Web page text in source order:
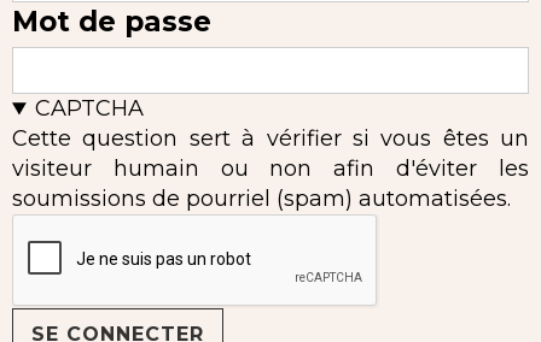
Mot de passe
CAPTCHA
Cette question sert à vérifier si vous êtes un
visiteur humain ou non afin d'éviter les
soumissions de pourriel (spam) automatisées.